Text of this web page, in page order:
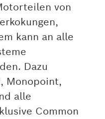
von
kann an alle
Dazu
Monopoint,
alle
Common